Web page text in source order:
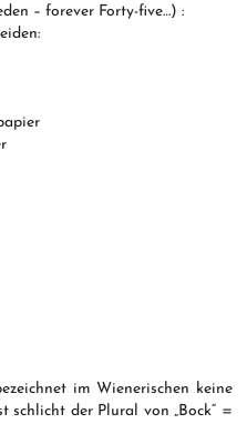
– forever Forty-five…) :
im Wienerischen keine
schlicht der Plural von „Bock“ =